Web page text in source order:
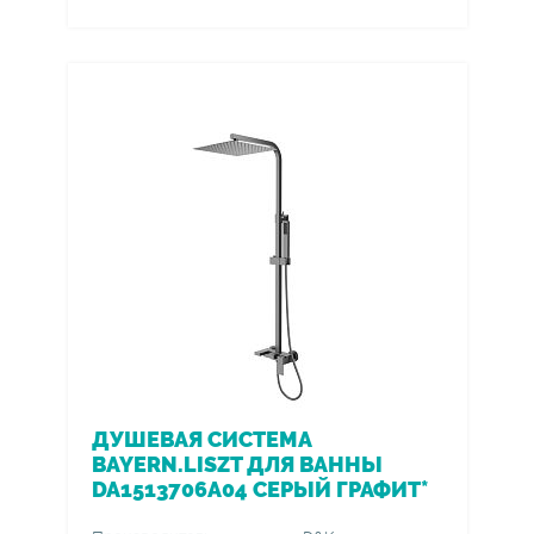
ДУШЕВАЯ СИСТЕМА
BAYERN.LISZT ДЛЯ ВАННЫ
DA1513706A04 СЕРЫЙ ГРАФИТ*